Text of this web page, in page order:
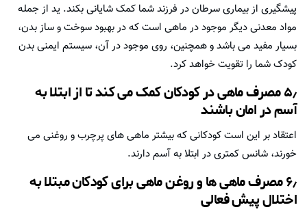
پیشگیری از بیماری سرطان در فرزند شما کمک شایانی بکند. ید از جمله
مواد معدنی دیگر موجود در ماهی است که در بهبود سوخت و ساز بدن،
بسیار مفید می باشد و همچنین، روی موجود در آن، سیستم ایمنی بدن
کودک شما را تقویت خواهد کرد.
۵٫مصرف ماهی در کودکانکمک می کند تا از ابتلا به
آسم در امان باشند
اعتقاد بر این است کودکانی که بیشتر ماهی های پرچرب و روغنی می
خورند، شانس کمتری در ابتلا به آسم دارند.
۶٫ مصرف ماهی ها و روغن ماهی برای کودکان مبتلا به
اختلال پیش فعالی